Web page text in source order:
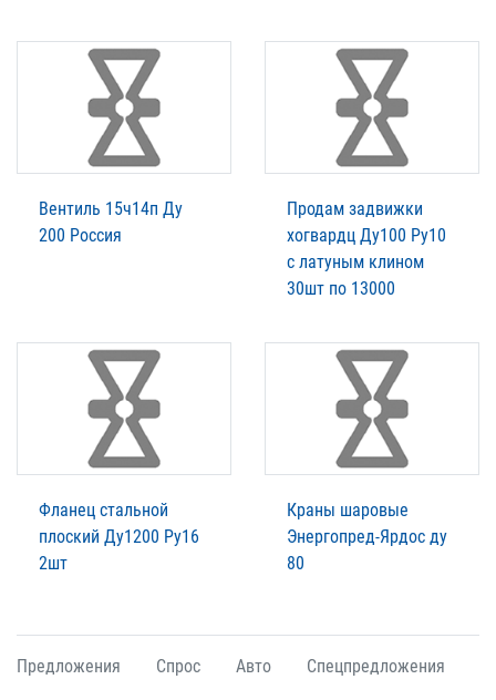
Вентиль 15ч14п Ду
200 Россия
Продам задвижки
хогвардц Ду100 Ру10
с латуным клином
30шт по 13000
Фланец стальной
плоский Ду1200 Ру16
2шт
Краны шаровые
Энергопред-Ярдос ду
80
Предложения Спрос Авто Спецпредложения